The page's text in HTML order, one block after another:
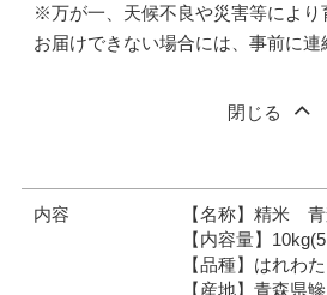
※万が一、天候不良や災害等により
お届けできない場合には、事前に連
閉じる
内容
【名称】精米
【内容量】
【品種】はれわ
【産地】青森県